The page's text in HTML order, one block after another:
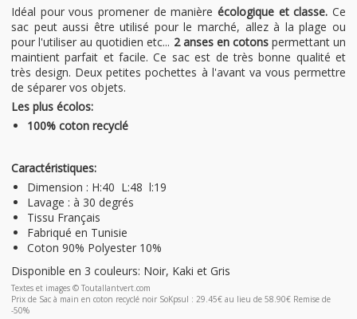
Idéal pour vous promener de manière écologique et classe. Ce
sac peut aussi être utilisé pour le marché, allez à la plage ou
pour l'utiliser au quotidien etc... 2 anses en cotons permettant un
maintient parfait et facile. Ce sac est de très bonne qualité et
très design. Deux petites pochettes à l'avant va vous permettre
de séparer vos objets.
Les plus écolos:
100% coton recyclé
Caractéristiques:
Dimension : H:40 L:48 l:19
Lavage : à 30 degrés
Tissu Français
Fabriqué en Tunisie
Coton 90% Polyester 10%
Disponible en 3 couleurs: Noir, Kaki et Gris
Textes et images © Toutallantvert.com
Prix de Sac à main en coton recyclé noir SoKpsul : 29.45€ au lieu de 58.90€ Remise de
-50%